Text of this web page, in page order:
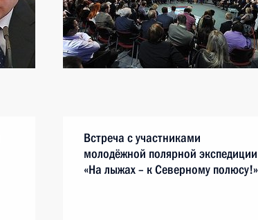
Встреча с участниками
молодёжной полярной экспедиции
«На лыжах – к Северному полюсу!»